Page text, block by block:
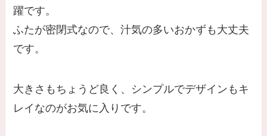
躍です。
ふたが密閉式なので、汁気の多いおかずも大丈夫
です。
大きさもちょうど良く、シンプルでデザインもキ
レイなのがお気に入りです。